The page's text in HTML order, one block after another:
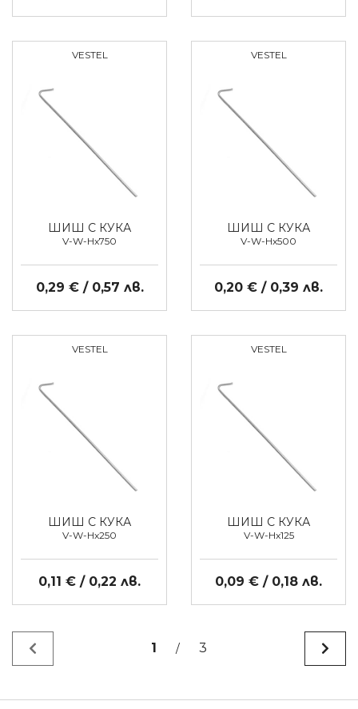
VESTEL
ШИШ С КУКА
V-W-Hx750
0,29 € / 0,57 лв.
VESTEL
ШИШ С КУКА
V-W-Hx500
0,20 € / 0,39 лв.
VESTEL
ШИШ С КУКА
V-W-Hx250
0,11 € / 0,22 лв.
VESTEL
ШИШ С КУКА
V-W-Hx125
0,09 € / 0,18 лв.
1 / 3